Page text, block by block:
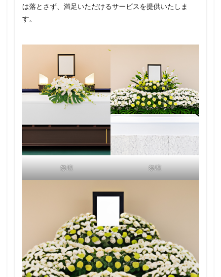
は落とさず、満足いただけるサービスを提供いたしま
す。
祭壇 祭壇